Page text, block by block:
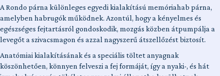
A Rondo párna különleges egyedi kialakítású memóriahab párna,
amelyben habrugók működnek. Azontúl, hogy a kényelmes és
egészséges fejtartásról gondoskodik, mozgás közben átpumpálja a
levegőt a szivacsmagon és azzal nagyszerű átszellőzést biztosít.
Anatómiai kialakításának és a speciális töltet anyagnak
köszönhetően, könnyen felveszi a fej formáját, így a nyaki-, és hát